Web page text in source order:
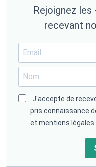
Rejoignez
recevant
J'accepte de
pris connaissance
et mentions légales.